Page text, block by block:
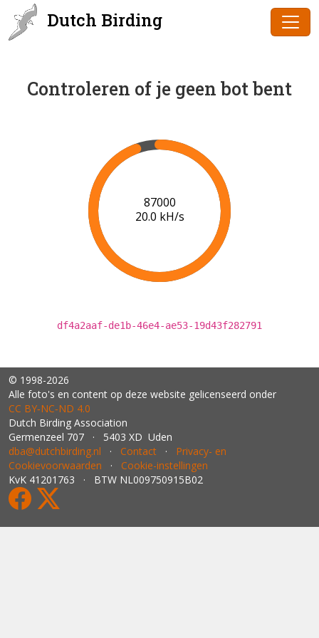
Dutch Birding
Controleren of je geen bot bent
89000
20.1 kH/s
df4a2aaf-de1b-46e4-ae53-19d43f282791
© 1998-2026
Alle foto's en content op deze website gelicenseerd onder
CC BY‑NC‑ND 4.0
Dutch Birding Association
Germenzeel 707 · 5403 XD Uden
dba@dutchbirding.nl · Contact · Privacy- en
Cookievoorwaarden · Cookie-instellingen
KvK 41201763 · BTW NL009750915B02